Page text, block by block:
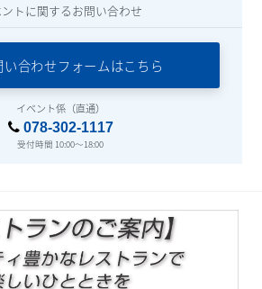
トに関するお問い合わせ
い合わせフォームはこちら
イベント係（直通）
078-302-1117
受付時間 10:00～18:00